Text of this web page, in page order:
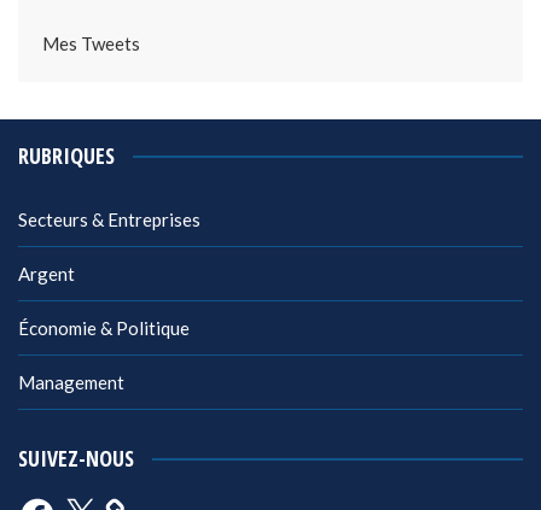
Mes Tweets
RUBRIQUES
Secteurs & Entreprises
Argent
Économie & Politique
Management
SUIVEZ-NOUS
Facebook
X